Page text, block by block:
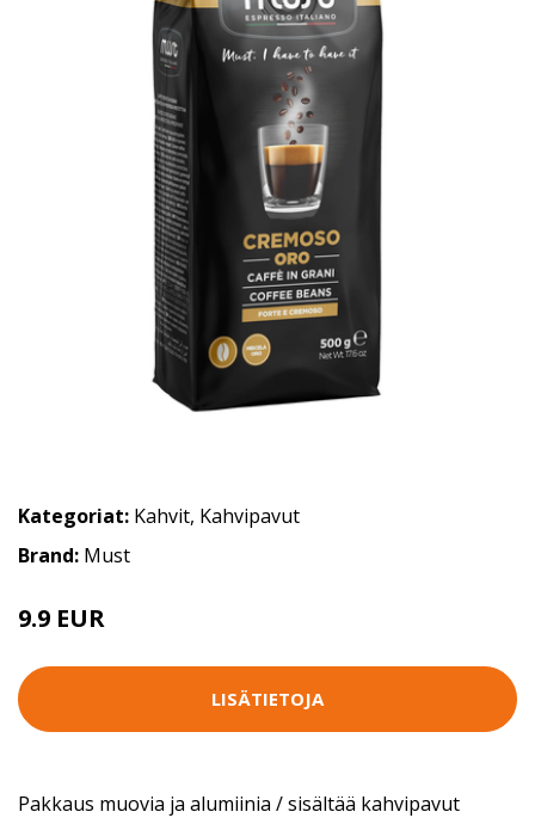
Kategoriat: Kahvit, Kahvipavut
Brand: Must
9.9 EUR
LISÄTIETOJA
Pakkaus muovia ja alumiinia / sisältää kahvipavut